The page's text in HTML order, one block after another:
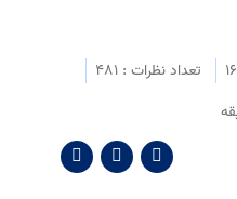
تعداد نظرات : 481